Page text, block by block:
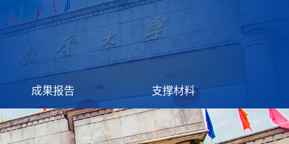
成果报告 支撑材料